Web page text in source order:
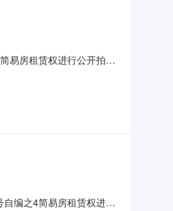
易房租赁权进行公开拍
条款
编之4简易房租赁权进行